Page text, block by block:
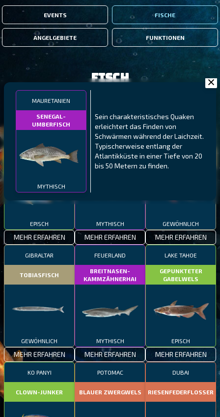
EVENTS FISCHE
ANGELGEBIETE FUNKTIONEN
MAURETANIEN
SENEGAL-
UMBERFISCH
MYTHISCH
Sein charakteristisches Quaken
erleichtert das Finden von
Schwärmen während der Laichzeit.
Typischerweise entlang der
Atlantikküste in einer Tiefe von 20
bis 50 Metern zu finden.
Fisch
GESTRECKTER
SCHABEMUND-
EPISCH
MEHR ERFAHREN
NÖRDLICHE FJORDE
ATLANTISCHER LENG
MYTHISCH
MEHR ERFAHREN
GALAPAGOS-INSELN
MEXIKANISCHER
GEWÖHNLICH
MEHR ERFAHREN
GIBRALTAR
TOBIASFISCH
GEWÖHNLICH
MEHR ERFAHREN
FEUERLAND
BREITNASEN-
KAMMZÄHNERHAI
MYTHISCH
MEHR ERFAHREN
LAKE TAHOE
GEPUNKTETER
GABELWELS
EPISCH
MEHR ERFAHREN
KO PANYI
CLOWN-JUNKER
POTOMAC
BLAUER ZWERGWELS
DUBAI
RIESENFEDERFLOSSER